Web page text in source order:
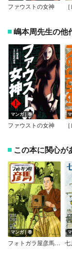
ファウストの女神
嶋本周先生の他
マンガ｜巻
ファウストの女神
この本に関心が
マンガ｜巻
フォトガラ屋彦馬～日本初のプロカメラマン～ 七